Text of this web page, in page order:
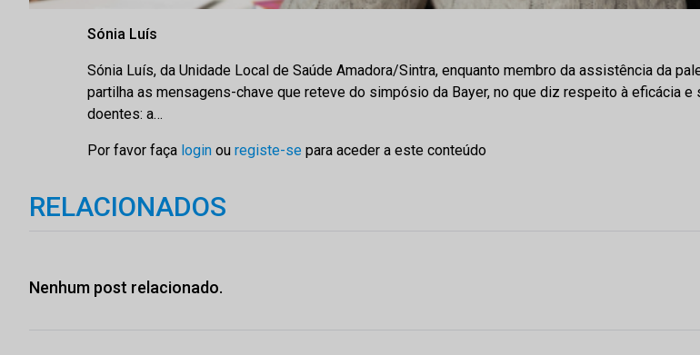
Sónia Luís
Sónia Luís, da Unidade Local de Saúde Amadora/Sintra, enquanto membro da assistência da
partilha as mensagens-chave que reteve do simpósio da Bayer, no que diz respeito à eficácia
doentes: a…
Por favor faça login ou registe-se para aceder a este conteúdo
RELACIONADOS
Nenhum post relacionado.